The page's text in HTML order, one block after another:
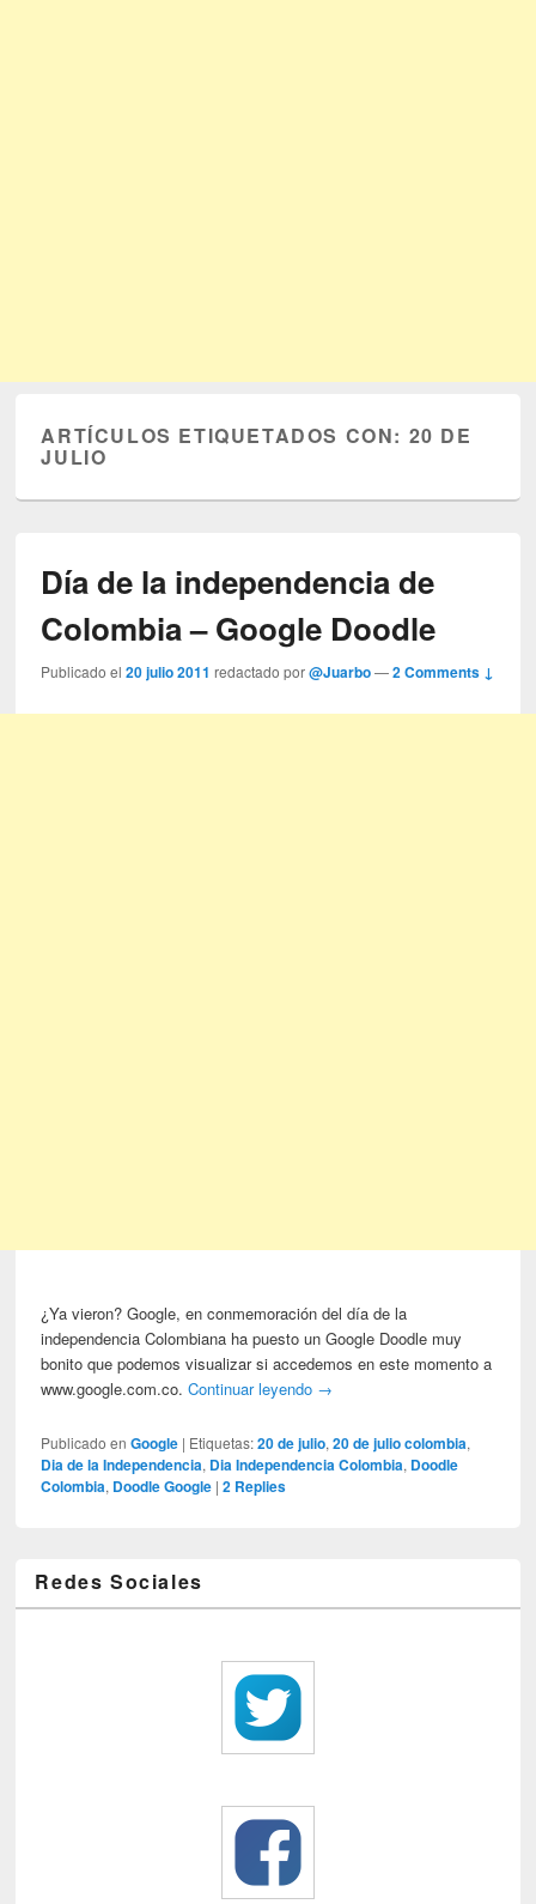
ARTÍCULOS ETIQUETADOS CON: 20 DE
JULIO
Día de la independencia de
Colombia – Google Doodle
Publicado el20 julio 2011 redactado por@Juarbo —2 Comments ↓
¿Ya vieron? Google, en conmemoración del día de la
independencia Colombiana ha puesto un Google Doodle muy
bonito que podemos visualizar si accedemos en este momento a
www.google.com.co.Continuar leyendo →
Publicado en Google | Etiquetas: 20 de julio,20 de julio colombia,
Dia de la Independencia, Dia Independencia Colombia, Doodle
Colombia, Doodle Google |2 Replies
Redes Sociales